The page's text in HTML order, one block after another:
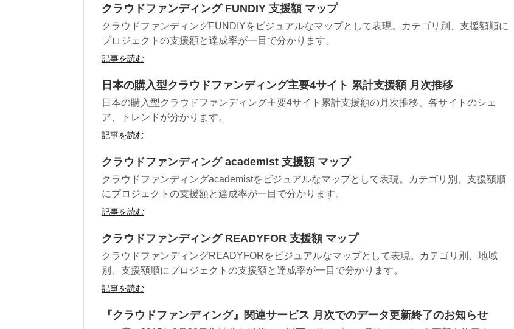
クラウドファンディング FUNDIY 支援額 マップ
クラウドファンディングFUNDIYをビジュアルなマップとして表現。カテゴリ別、支援額順に
プロジェクトの支援額と達成率が一目で分かります。
記事を読む
日本の購入型クラウドファンディング主要4サイト 累計支援額 月次推移
日本の購入型クラウドファンディング主要4サイト累計支援額の月次推移、各サイトのシェ
ア、トレンドが分かります。
記事を読む
クラウドファンディング academist 支援額 マップ
クラウドファンディングacademistをビジュアルなマップとして表現。カテゴリ別、支援額順
にプロジェクトの支援額と達成率が一目で分かります。
記事を読む
クラウドファンディング READYFOR 支援額 マップ
クラウドファンディングREADYFORをビジュアルなマップとして表現。カテゴリ別、地域
別、支援額順にプロジェクトの支援額と達成率が一目で分かります。
記事を読む
『クラウドファンディング』関連サービス 月次でのデータ更新終了のお知らせ